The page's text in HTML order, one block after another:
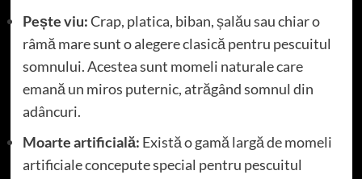
Pește viu:Crap, platica, biban, șalău sau chiar o
râmă mare sunt o alegere clasică pentru pescuitul
somnului. Acestea sunt momeli naturale care
emană un miros puternic, atrăgând somnul din
adâncuri.
Moarte artificială: Există o gamă largă de momeli
artificiale concepute special pentru pescuitul